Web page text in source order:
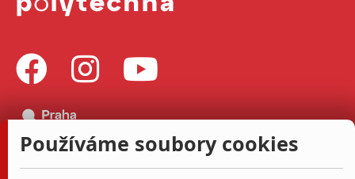
Používáme soubory cookies